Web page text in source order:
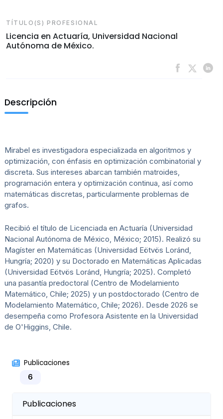
TÍTULO(S) PROFESIONAL
Licencia en Actuaría, Universidad Nacional
Autónoma de México.
Descripción
Mirabel es investigadora especializada en algoritmos y
optimización, con énfasis en optimización combinatorial y
discreta. Sus intereses abarcan también matroides,
programación entera y optimización continua, así como
matemáticas discretas, particularmente problemas de
grafos.
Recibió el título de Licenciada en Actuaría (Universidad
Nacional Autónoma de México, México; 2015). Realizó su
Magíster en Matemáticas (Universidad Eötvös Loránd,
Hungría; 2020) y su Doctorado en Matemáticas Aplicadas
(Universidad Eötvös Loránd, Hungría; 2025). Completó
una pasantía predoctoral (Centro de Modelamiento
Matemático, Chile; 2025) y un postdoctorado (Centro de
Modelamiento Matemático, Chile; 2026). Desde 2026 se
desempeña como Profesora Asistente en la Universidad
de O'Higgins, Chile.
Publicaciones
6
Publicaciones